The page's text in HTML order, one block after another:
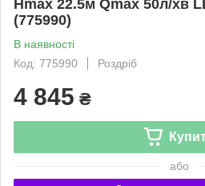
Hmax 22.5м Qmax 50л/хв
(775990)
В наявності
Код: 775990
Роздріб
4 845 ₴
або